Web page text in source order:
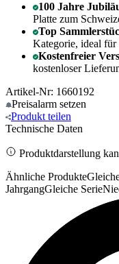
100 Jahre
Platte zum
Top
Kategorie, ideal
Kostenfreier
kostenloser
Artikel-Nr: 1660192
Preisalarm setzen
Produkt teilen
Technische Daten
Produktdarstellung
Ähnliche Produkte
JahrgangGleiche Serie